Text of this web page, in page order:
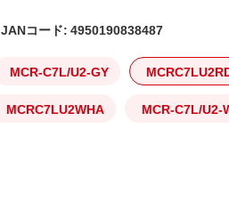
JANコード: 4950190838487
MCR-C7L/U2-GY
MCRC7LU2WHA MCR-C7L/U2-